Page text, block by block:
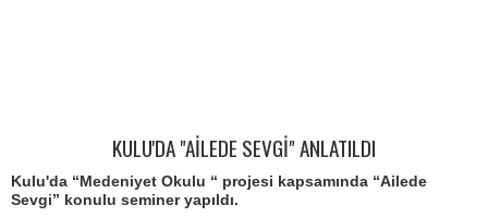
KULU'DA "AİLEDE SEVGİ" ANLATILDI
Kulu'da “Medeniyet Okulu “ projesi kapsamında “Ailede
Sevgi” konulu seminer yapıldı.